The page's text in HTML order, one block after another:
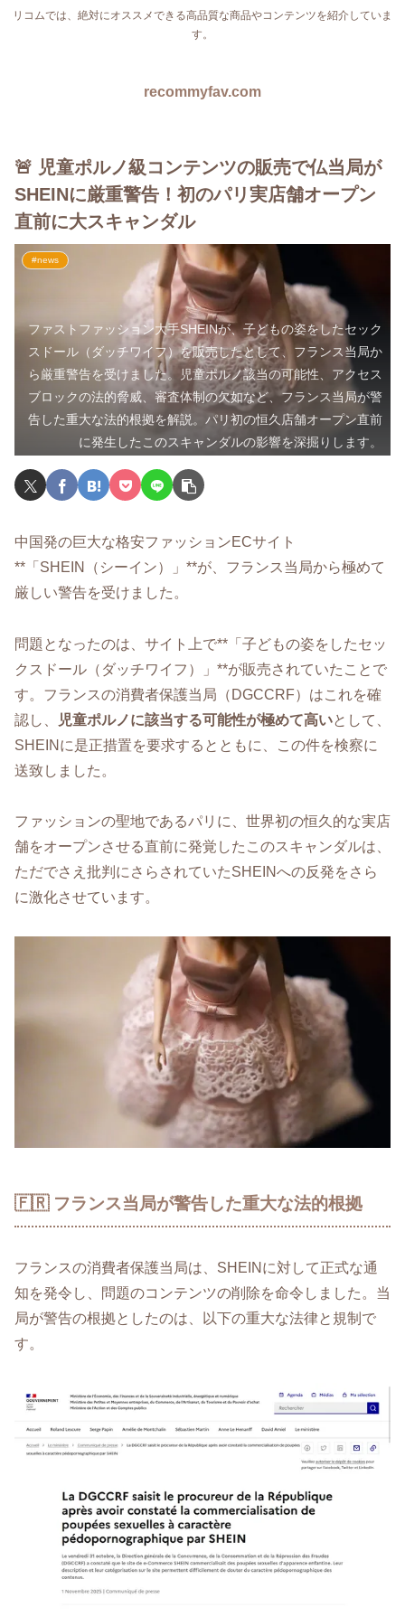
リコムでは、絶対にオススメできる高品質な商品やコンテンツを紹介していま
す。
recommyfav.com
🚨 児童ポルノ級コンテンツの販売で仏当局が
SHEINに厳重警告！初のパリ実店舗オープン
直前に大スキャンダル
#news
ファストファッション大手SHEINが、子どもの姿をしたセック
スドール（ダッチワイフ）を販売したとして、フランス当局か
ら厳重警告を受けました。児童ポルノ該当の可能性、アクセス
ブロックの法的脅威、審査体制の欠如など、フランス当局が警
告した重大な法的根拠を解説。パリ初の恒久店舗オープン直前
に発生したこのスキャンダルの影響を深掘りします。
中国発の巨大な格安ファッションECサイト
**「SHEIN（シーイン）」**が、フランス当局から極めて
厳しい警告を受けました。
問題となったのは、サイト上で**「子どもの姿をしたセッ
クスドール（ダッチワイフ）」**が販売されていたことで
す。フランスの消費者保護当局（DGCCRF）はこれを確
認し、
児童ポルノに該当する可能性が極めて高いとして、
SHEINに是正措置を要求するとともに、この件を検察に
送致しました。
ファッションの聖地であるパリに、世界初の恒久的な実店
舗をオープンさせる直前に発覚したこのスキャンダルは、
ただでさえ批判にさらされていたSHEINへの反発をさら
に激化させています。
🇫🇷 フランス当局が警告した重大な法的根拠
フランスの消費者保護当局は、SHEINに対して正式な通
知を発令し、問題のコンテンツの削除を命令しました。当
局が警告の根拠としたのは、以下の重大な法律と規制で
す。